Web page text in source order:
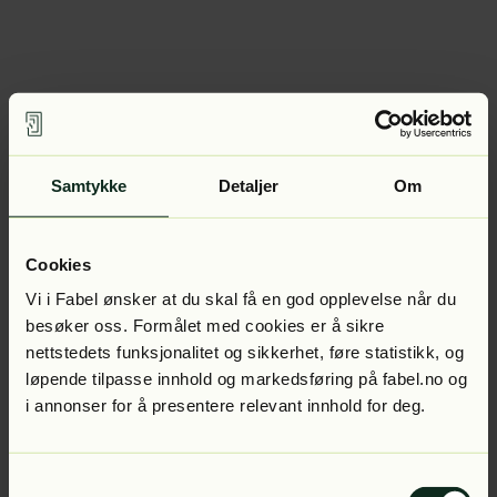
Samtykke Detaljer Om
Cookies
Vi i Fabel ønsker at du skal få en god opplevelse når du
besøker oss. Formålet med cookies er å sikre
nettstedets funksjonalitet og sikkerhet, føre statistikk, og
løpende tilpasse innhold og markedsføring på fabel.no og
i annonser for å presentere relevant innhold for deg.